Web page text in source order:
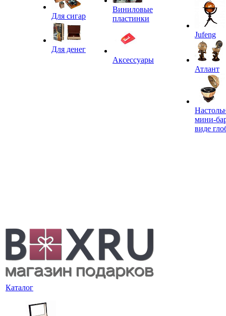
Для сигар
Для денег
Виниловые
пластинки
Аксессуары
Jufeng
Атлант
мини-
виде
Каталог